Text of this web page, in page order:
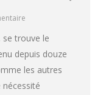
se trouve le
depuis douze
les autres